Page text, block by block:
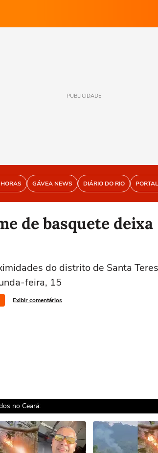
PUBLICIDADE
GÁVEA NEWS DIÁRIO DO RIO
de basquete deixa
do distrito de Santa
feira, 15
Exibir comentários
no Ceará: